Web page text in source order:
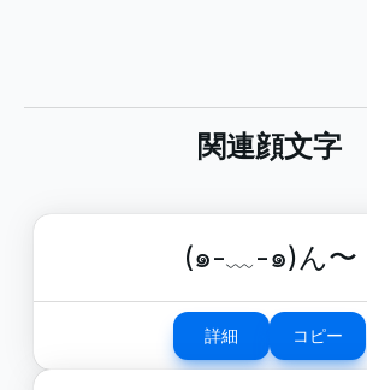
関連顔文字
(๑-﹏-๑)ん〜
詳細 コピー